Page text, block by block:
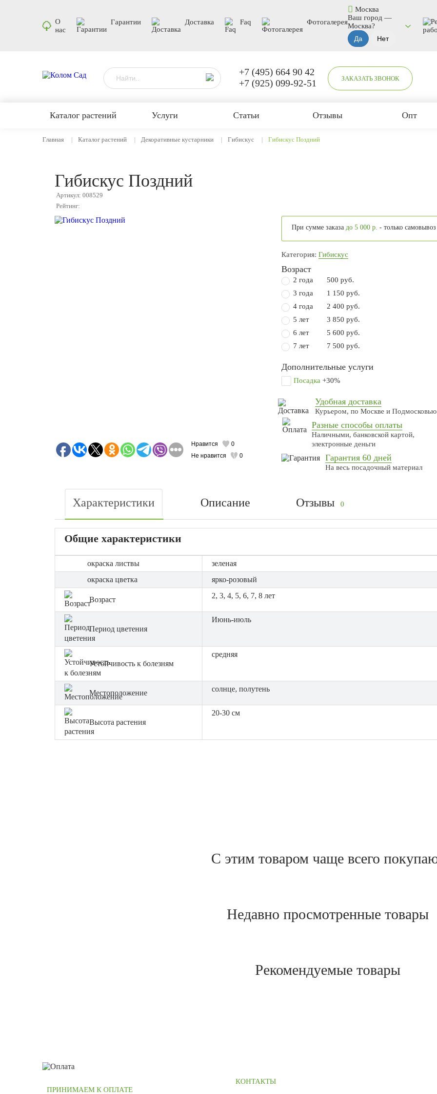
О
нас
Гарантии Доставка Faq Фотогалерея
Москва
Ваш город —
Москва?
+7 (495) 664 90 42
+7 (925) 099-92-51
ЗАКАЗАТЬ ЗВОНОК
Каталог растений Услуги Статьи Отзывы Опт
Главная Каталог растений Декоративные кустарники Гибискус Гибискус Поздний
Гибискус Поздний
Артикул: 008529
Рейтинг:
Нравится
0
Не нравится
0
При сумме заказадо 5 000 р. - только самовывоз
Категория:Гибискус
Возраст
2 года
500 руб.
3 года
1 150 руб.
4 года
2 400 руб.
5 лет
3 850 руб.
6 лет
5 600 руб.
7 лет
7 500 руб.
Дополнительные услуги
Посадка +30%
Удобная доставка
Курьером, по Москве и Подмосковью
Разные способы оплаты
Наличными, банковской картой,
электронные деньги
Гарантия 60 дней
На весь посадочный материал
Характеристики Описание Отзывы 0
Общие характеристики
окраска листвы
зеленая
окраска цветка
ярко-розовый
Возраст 2, 3, 4, 5, 6, 7, 8 лет
Период цветения
Июнь-июль
Устойчивость к болезням
средняя
Местоположение солнце, полутень
Высота растения
20-30 см
С этим товаром чаще всего
Недавно просмотренные товары
Рекомендуемые товары
ПРИНИМАЕМ К ОПЛАТЕ
КОНТАКТЫ